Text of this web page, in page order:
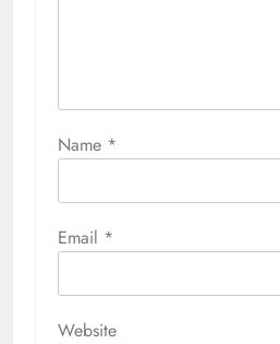
Name *
Email *
Website